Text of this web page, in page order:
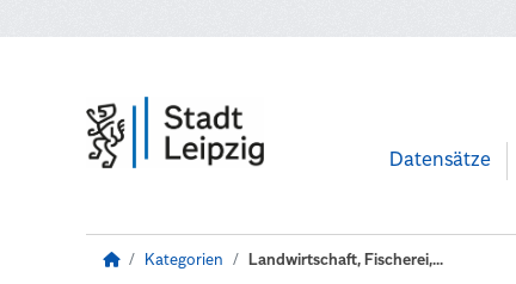
Datensätze
Kategorien Landwirtschaft, Fischerei,...